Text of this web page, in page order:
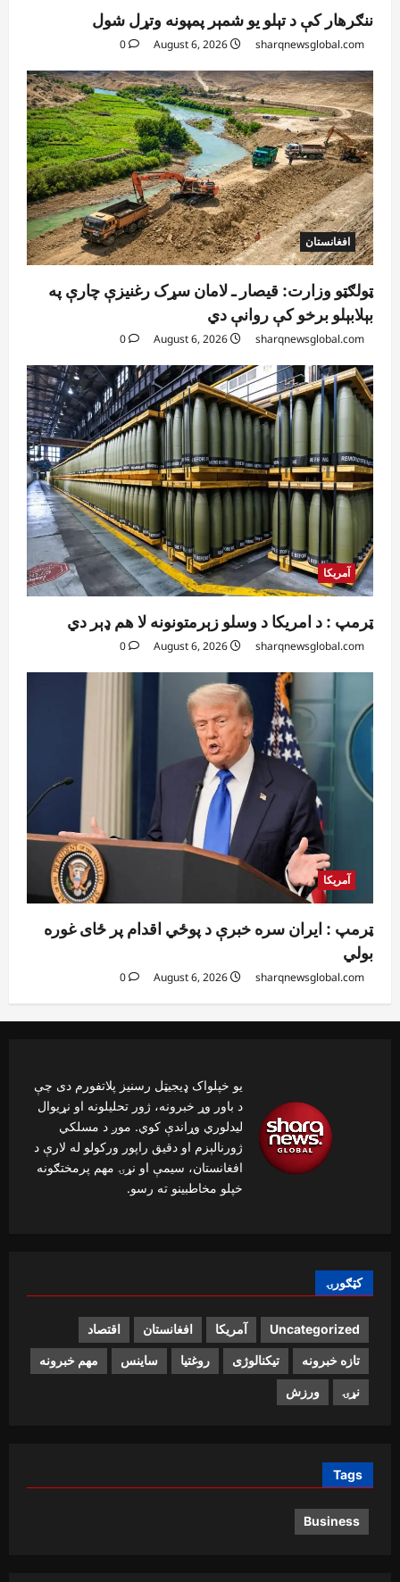
ننګرهار کې د تېلو یو شمېر پمپونه وتړل شول
sharqnewsglobal.com
0
افغانستان
ټولګټو وزارت: قیصار ـ لامان سړک رغنیزې چارې په
بېلابېلو برخو کې روانې دي
sharqnewsglobal.com
0
آمریکا
ټرمپ : د امریکا د وسلو زېرمتونونه لا هم ډېر دي
sharqnewsglobal.com
0
آمریکا
ټرمپ : ایران سره خبرې د پوځي اقدام پر ځای غوره
بولي
sharqnewsglobal.com
0
یو خپلواک ډیجیټل رسنیز پلاتفورم دی چې
د باور وړ خبرونه، ژور تحلیلونه او نړیوال
لیدلوري وړاندې کوي. موږ د مسلکي
ژورنالېزم او دقیق راپور ورکولو له لارې د
افغانستان، سیمې او نړۍ مهم پرمختګونه
خپلو مخاطبینو ته رسو.
کټګورۍ
Uncategorized آمریکا افغانستان اقتصاد
تازه خبرونه تیکنالوژی روغتیا ساینس مهم خبرونه
نړۍ ورزش
Tags
Business